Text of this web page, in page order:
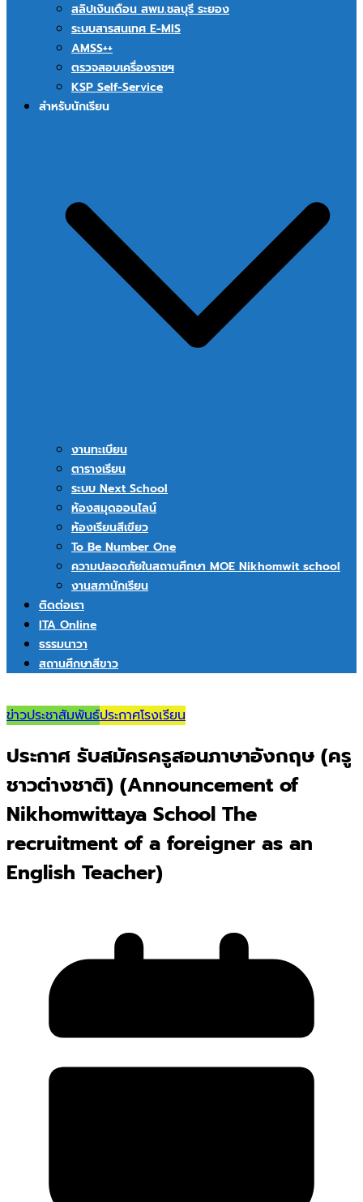
สลิปเงินเดือน สพม.ชลบุรี ระยอง
ระบบสารสนเทศ E-MIS
AMSS++
ตรวจสอบเครื่องราชฯ
KSP Self-Service
สำหรับนักเรียน
งานทะเบียน
ตารางเรียน
ระบบ Next School
ห้องสมุดออนไลน์
ห้องเรียนสีเขียว
To Be Number One
ความปลอดภัยในสถานศึกษา MOE Nikhomwit school
งานสภานักเรียน
ติดต่อเรา
ITA Online
ธรรมนาวา
สถานศึกษาสีขาว
ข่าวประชาสัมพันธ์ประกาศโรงเรียน
ประกาศ รับสมัครครูสอนภาษาอังกฤษ (ครู
ชาวต่างชาติ) (Announcement of
Nikhomwittaya School The
recruitment of a foreigner as an
English Teacher)